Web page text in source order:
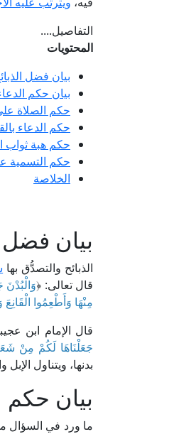
التفاصيل....
المحتويات
بيان فضل
بيان حكم
حكم الصلاة
حكم الدعاء
حكم هبة ثواب
حكم التسمية
الخلاصة
بيان فضل
الذبائح والتصدُّق بها
قال تعالى: ﴿وَالْبُدْنَ
مِنْهَا وَأَطْعِمُوا
قال الإمام ابن عجيبة في
جَعَلْنَاهَا لَكُمْ مِنْ
بدنها، ويتناول الإبل
بيان حكم
ما ورد في السؤال